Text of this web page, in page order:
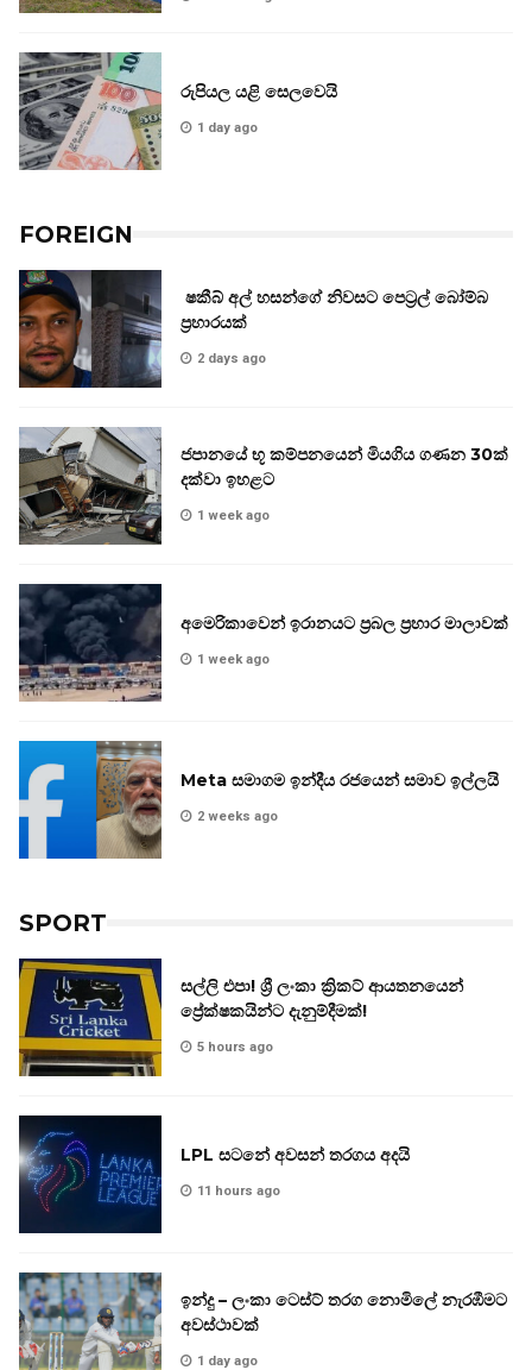
රුපියල යළි සෙලවෙයි
1 day ago
FOREIGN
ෂකීබ් අල් හසන්ගේ නිවසට පෙට්‍රල් බෝම්බ
ප්‍රහාරයක්
2 days ago
ජපානයේ භූ කම්පනයෙන් මියගිය ගණන 30ක්
දක්වා ඉහළට
1 week ago
අමෙරිකාවෙන් ඉරානයට ප්‍රබල ප්‍රහාර මාලාවක්
1 week ago
Meta සමාගම ඉන්දීය රජයෙන් සමාව ඉල්ලයි
2 weeks ago
SPORT
සල්ලි එපා! ශ්‍රී ලංකා ක්‍රිකට් ආයතනයෙන්
ප්‍රේක්ෂකයින්ට දැනුම්දීමක්!
5 hours ago
LPL සටනේ අවසන් තරගය අදයි
11 hours ago
ඉන්දු – ලංකා ටෙස්ට් තරග නොමිලේ නැරඹීමට
අවස්ථාවක්
1 day ago